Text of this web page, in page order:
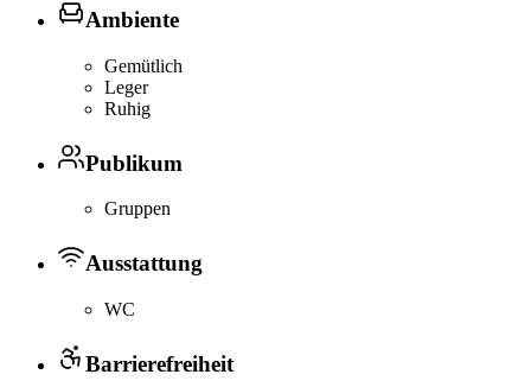
Ambiente
Gemütlich
Leger
Ruhig
Publikum
Gruppen
Ausstattung
WC
Barrierefreiheit